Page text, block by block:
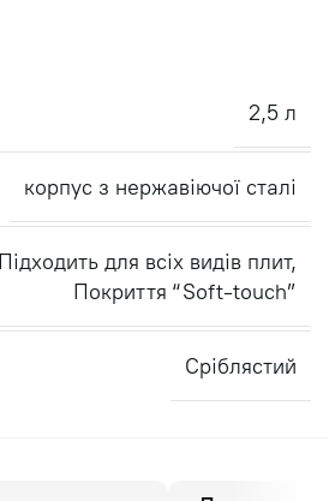
2,5 л
корпус з нержавіючої сталі
Підходить для всіх видів плит,
Покриття “Soft-touch”
Сріблястий